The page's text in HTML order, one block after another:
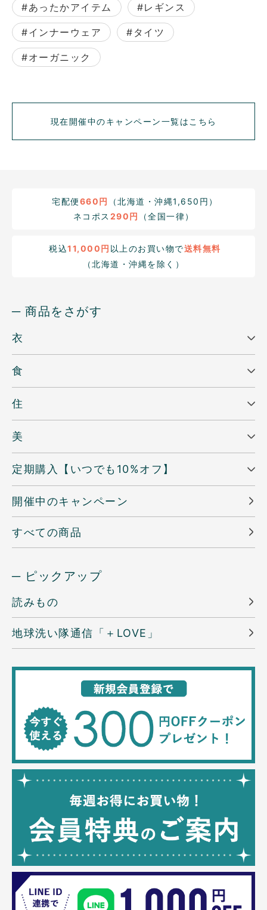
#あったかアイテム #レギンス
#インナーウェア #タイツ
#オーガニック
現在開催中のキャンペーン一覧はこちら
宅配便660円
（北海道・沖縄1,650円）
ネコポス 290円 （全国一律）
税込11,000円 以上のお買い物で送料無料
（北海道・沖縄を除く）
─ 商品をさがす
衣
食
住
美
定期購入【いつでも10%オフ】
開催中のキャンペーン
すべての商品
─ ピックアップ
読みもの
地球洗い隊通信「＋LOVE」